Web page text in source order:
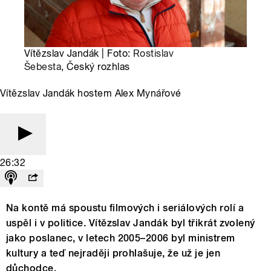
Vítězslav Jandák | Foto: Rostislav
Šebesta, Český rozhlas
Vítězslav Jandák hostem Alex Mynářové
26:32
Na kontě má spoustu filmových i seriálových rolí a
uspěl i v politice. Vítězslav Jandák byl třikrát zvolený
jako poslanec, v letech 2005–2006 byl ministrem
kultury a teď nejraději prohlašuje, že už je jen
důchodce.